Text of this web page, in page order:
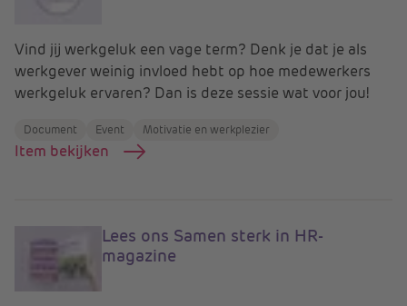
Vind jij werkgeluk een vage term? Denk je dat je als
werkgever weinig invloed hebt op hoe medewerkers
werkgeluk ervaren? Dan is deze sessie wat voor jou!
Document Event Motivatie en werkplezier
Item bekijken
Lees ons Samen sterk in HR-
magazine